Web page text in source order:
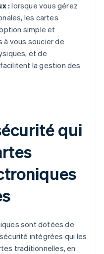
: lorsque vous gérez
les cartes
simple et
à vous soucier de
et de
la gestion des
qui
sont dotées de
intégrées qui les
traditionnelles, en